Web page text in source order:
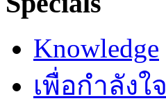
Knowledge
เพื่อกำลังใจ